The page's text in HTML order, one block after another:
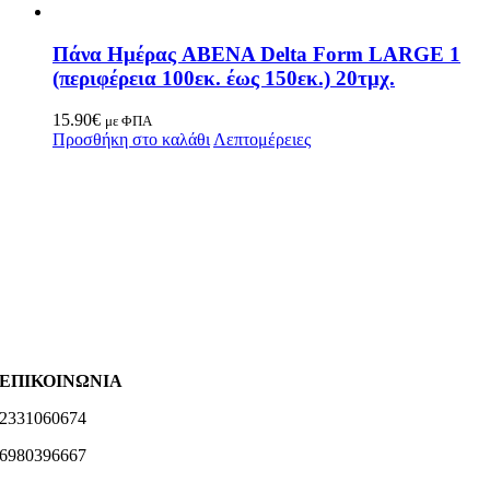
Πάνα Ημέρας ABENA Delta Form LARGE 1
(περιφέρεια 100εκ. έως 150εκ.) 20τμχ.
15.90€ με ΦΠΑ
Προσθήκη στο καλάθι Λεπτομέρειες
ΕΠΙΚΟΙΝΩΝΙΑ
2331060674
6980396667